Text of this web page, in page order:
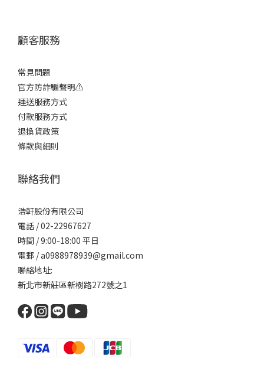
顧客服務
常見問題
官方防詐騙聲明⚠️
運送服務方式
付款服務方式
退換貨政策
條款與細則
聯絡我們
浩軒股份有限公司
電話 / 02-22967627
時間 / 9:00-18:00 平日
電郵 / a0988978939@gmail.com
聯絡地址:
新北市新莊區新樹路272號之1